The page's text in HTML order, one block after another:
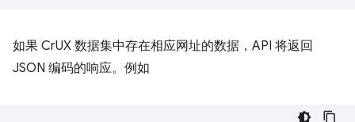
如果 CrUX 数据集中存在相应网址的数据，API 将返回
JSON 编码的响应。例如